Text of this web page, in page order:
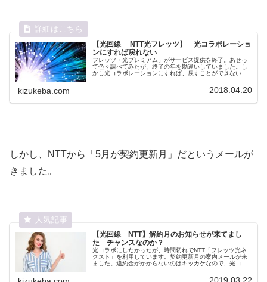
【光回線 NTT光フレッツ】 光コラボレーショ
ンにすれば戻れない
フレッツ・光プレミアム」がサービス提供を終了。あせっ
て色々調べてみたが、終了の年を勘違いしていました。し
かし光コラボレーションにすれば、戻すことができないこ
kizukeba.com 2018.04.20
しかし、NTTから「5月が契約更新月」だというメールが
きました。
【光回線 NTT】解約月のお知らせが来てまし
た チャンスなのか？
光コラボにしたかったが、時間切れでNTT「フレッツ光ネ
クスト」を利用しています。契約更新月の案内メールが来
ました。違約金がかからないのはキッカケなので、光コラ